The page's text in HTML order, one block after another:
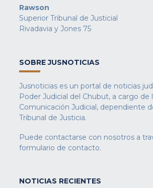
Rawson
Superior Tribunal de Justicial
Rivadavia y Jones 75
SOBRE JUSNOTICIAS
Jusnoticias es un portal de noticias
Poder Judicial del Chubut, a cargo de
Comunicación Judicial, dependiente
Tribunal de Justicia.
Puede contactarse con nosotros a
formulario de contacto.
NOTICIAS RECIENTES